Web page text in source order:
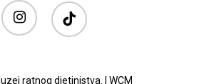
instagram tiktok
ratnog djetinjstva. | WCM